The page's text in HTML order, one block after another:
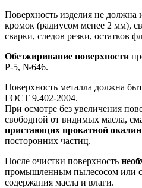
Поверхность изделия не должна
кромок (радиусом менее 2 мм),
сварки, следов резки, остатков
Обезжиривание поверхности
Р-5, №646.
Поверхность металла должна
ГОСТ 9.402-2004.
При осмотре без увеличения
свободной от видимых масла,
пристающих прокатной
посторонних частиц.
После очистки поверхность
промышленным пылесосом или
содержания масла и влаги.